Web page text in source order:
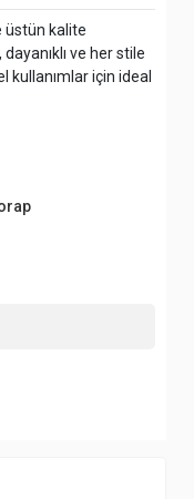
üstün kalite
ve her stile
kullanımlar için ideal